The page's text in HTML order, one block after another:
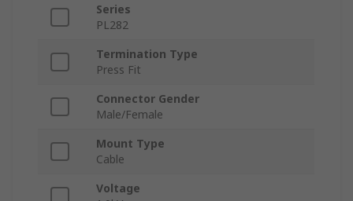
Series
PL282
Termination Type
Press Fit
Connector Gender
Male/Female
Mount Type
Cable
Voltage